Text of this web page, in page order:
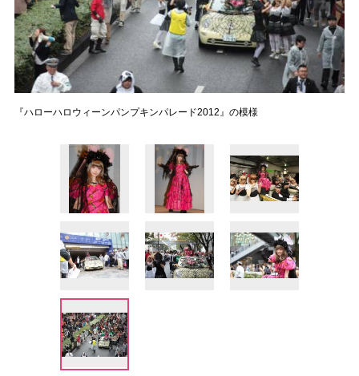
『ハローハロウィーンパンプキンパレード2012』の模様